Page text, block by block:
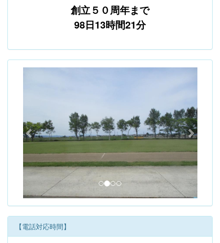
創立５０周年まで
98日13時間21分
i
o
u
s
t
【電話対応時間】